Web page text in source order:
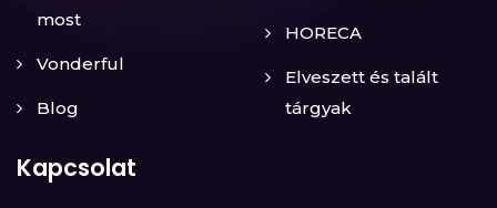
most
Vonderful
Blog
HORECA
Elveszett és talált
tárgyak
Kapcsolat